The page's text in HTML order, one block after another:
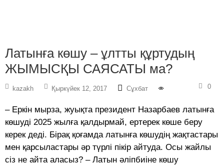
Латынға көшу – ұлтты құртудың
ЖЫМЫСҚЫ САЯСАТЫ ма?
kazakh Қыркүйек 12, 2017 Сұхбат 0
– Еркін мырза, жуықта президент Назарбаев латынға
көшуді 2025 жылға қалдырмай, ертерек көше беру
керек деді. Бірақ қоғамда латынға көшудің жақтастары
мен қарсыластары әр түрлі пікір айтуда. Осы жайлы
сіз не айта аласыз? – Латын әліпбиіне көшу